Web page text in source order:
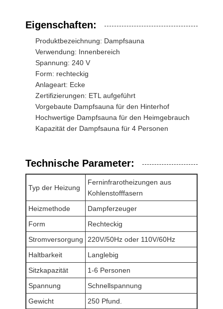
Home Office Pod
Eisbadewanne
Eisbad-Maschinenzubehör
elektrische Saunaheizung
Saunazubehör
tragbare Klimaanlage
AC-Fensterabdichtungs-Set
Eigenschaften:
Produktbezeichnung: Dampfsauna
Verwendung: Innenbereich
Spannung: 240 V
Form: rechteckig
Anlageart: Ecke
Zertifizierungen: ETL aufgeführt
Vorgebaute Dampfsauna für den Hinterhof
Hochwertige Dampfsauna für den Heimgebrauch
Kapazität der Dampfsauna für 4 Personen
Technische Parameter:
Typ der Heizung
Ferninfrarotheizungen aus
Kohlenstofffasern
Heizmethode
Dampferzeuger
Form
Rechteckig
Stromversorgung
220V/50Hz oder 110V/60Hz
Haltbarkeit
Langlebig
Sitzkapazität
1-6 Personen
Spannung
Schnellspannung
Gewicht
250 Pfund.